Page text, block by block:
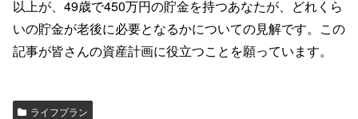
以上が、49歳で450万円の貯金を持つあなたが、どれくら
いの貯金が老後に必要となるかについての見解です。この
記事が皆さんの資産計画に役立つことを願っています。
ライフプラン